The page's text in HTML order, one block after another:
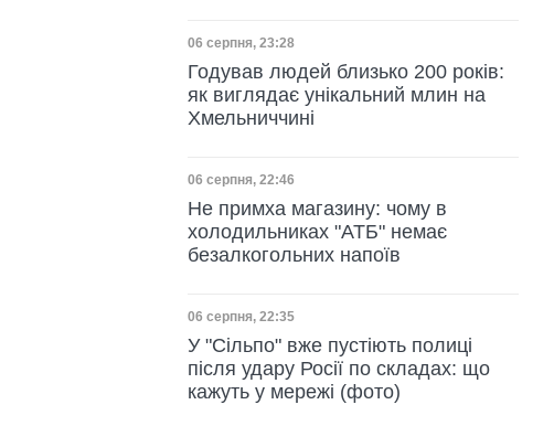
Дата публікації
06 серпня, 23:28
Годував людей близько 200 років:
як виглядає унікальний млин на
Хмельниччині
Дата публікації
06 серпня, 22:46
Не примха магазину: чому в
холодильниках "АТБ" немає
безалкогольних напоїв
Дата публікації
06 серпня, 22:35
У "Сільпо" вже пустіють полиці
після удару Росії по складах: що
кажуть у мережі (фото)